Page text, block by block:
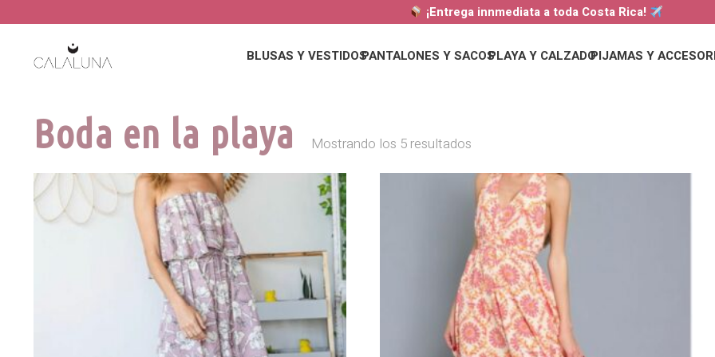
¡Entrega innmediata a toda Costa Rica!
BLUSAS Y VESTIDOSPANTALONES Y SACOSPLAYA Y CALZADOPIJAMAS Y
Boda en la playa Mostrando los 5 resultados